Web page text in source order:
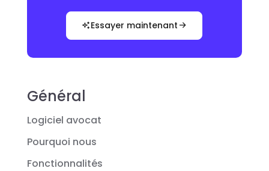
Essayer maintenant
Général
Logiciel avocat
Pourquoi nous
Fonctionnalités